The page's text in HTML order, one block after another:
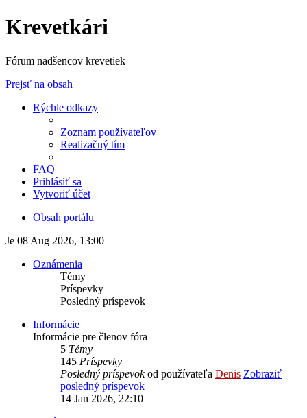
Krevetkári
Fórum nadšencov krevetiek
Prejsť na obsah
Rýchle odkazy
Zoznam používateľov
Realizačný tím
FAQ
Prihlásiť sa
Vytvoriť účet
Obsah portálu
Je 08 Aug 2026, 13:00
Oznámenia
Témy
Príspevky
Posledný príspevok
Informácie
Informácie pre členov fóra
5 Témy
145 Príspevky
Posledný príspevokod používateľa Denis Zobraziť
posledný príspevok
14 Jan 2026, 22:10